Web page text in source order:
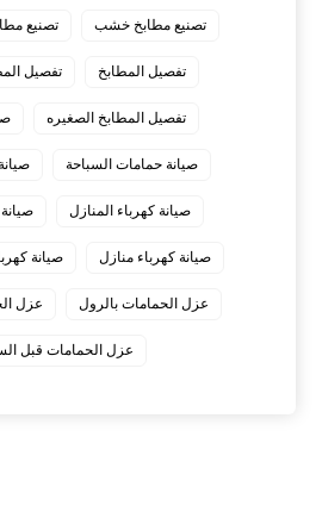
تصنيع مطابخ خشب تصنيع
تفصيل المطابخ تفصيل
تفصيل المطابخ الصغيره
صيانة حمامات السباحة
صيانة كهرباء المنازل
صيانة كهرباء منازل صيانة
عزل الحمامات بالرول عزل
عزل الحمامات قبل